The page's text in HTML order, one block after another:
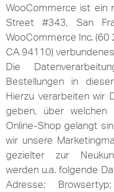
WooCommerce ist ein
Street #343, San
WooCommerce Inc.
CA 94110)
Die
Bestellungen in
Hierzu verarbeiten wir
geben, über welchen
Online-Shop gelangt
wir unsere
gezielter zur
werden u.a. folgende
Adresse;